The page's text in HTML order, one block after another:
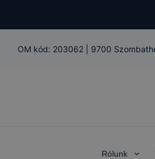
OM kód: 203062 9700
Rólunk